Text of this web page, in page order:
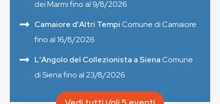
dei Marmi fino al 9/8/2026
Camaiore d'Altri TempiComune di Camaiore
fino al 16/8/2026
L'Angolo del Collezionista a SienaComune
di Siena fino al 23/8/2026